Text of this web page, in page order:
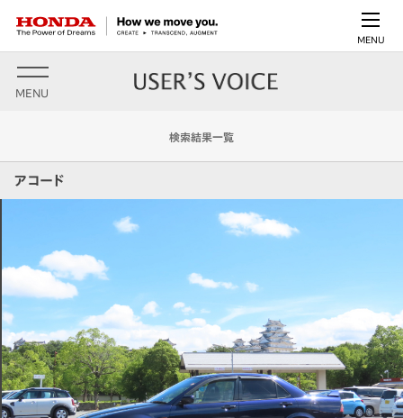
MENU
MENU
検索結果一覧
アコード